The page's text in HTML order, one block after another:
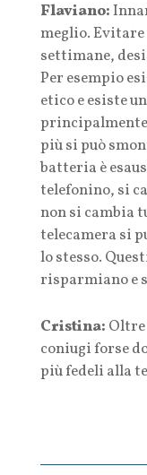
Flaviano:
meglio.
settimane,
Per esempio
etico e esiste
più si può
batteria è
telefonino, si
non si cambia
telecamera si
lo stesso.
risparmiano e
Cristina: Oltre
coniugi forse
più fedeli alla